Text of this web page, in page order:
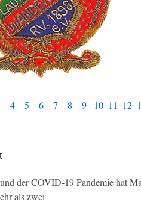
4 5 6 7 8 9 10 11 12
der COVID-19 Pandemie hat
als zwei